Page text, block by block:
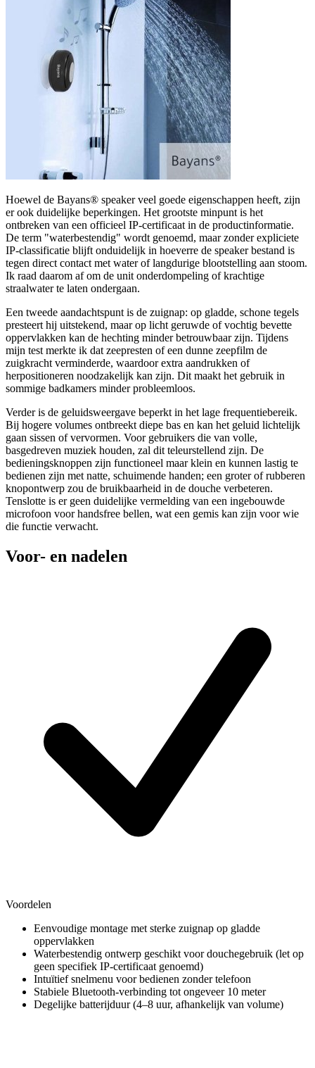
Hoewel de Bayans® speaker veel goede eigenschappen heeft, zijn
er ook duidelijke beperkingen. Het grootste minpunt is het
ontbreken van een officieel IP-certificaat in de productinformatie.
De term "waterbestendig" wordt genoemd, maar zonder expliciete
IP-classificatie blijft onduidelijk in hoeverre de speaker bestand is
tegen direct contact met water of langdurige blootstelling aan stoom.
Ik raad daarom af om de unit onderdompeling of krachtige
straalwater te laten ondergaan.
Een tweede aandachtspunt is de zuignap: op gladde, schone tegels
presteert hij uitstekend, maar op licht geruwde of vochtig bevette
oppervlakken kan de hechting minder betrouwbaar zijn. Tijdens
mijn test merkte ik dat zeepresten of een dunne zeepfilm de
zuigkracht verminderde, waardoor extra aandrukken of
herpositioneren noodzakelijk kan zijn. Dit maakt het gebruik in
sommige badkamers minder probleemloos.
Verder is de geluidsweergave beperkt in het lage frequentiebereik.
Bij hogere volumes ontbreekt diepe bas en kan het geluid lichtelijk
gaan sissen of vervormen. Voor gebruikers die van volle,
basgedreven muziek houden, zal dit teleurstellend zijn. De
bedieningsknoppen zijn functioneel maar klein en kunnen lastig te
bedienen zijn met natte, schuimende handen; een groter of rubberen
knopontwerp zou de bruikbaarheid in de douche verbeteren.
Tenslotte is er geen duidelijke vermelding van een ingebouwde
microfoon voor handsfree bellen, wat een gemis kan zijn voor wie
die functie verwacht.
Voor- en nadelen
Voordelen
Eenvoudige montage met sterke zuignap op gladde
oppervlakken
Waterbestendig ontwerp geschikt voor douchegebruik (let op
geen specifiek IP-certificaat genoemd)
Intuïtief snelmenu voor bedienen zonder telefoon
Stabiele Bluetooth-verbinding tot ongeveer 10 meter
Degelijke batterijduur (4–8 uur, afhankelijk van volume)